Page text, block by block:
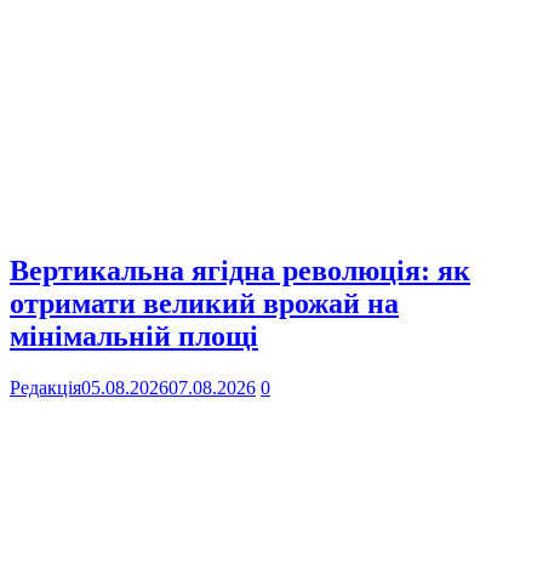
Вертикальна ягідна революція: як
отримати великий врожай на
мінімальній площі
Редакція05.08.202607.08.2026 0